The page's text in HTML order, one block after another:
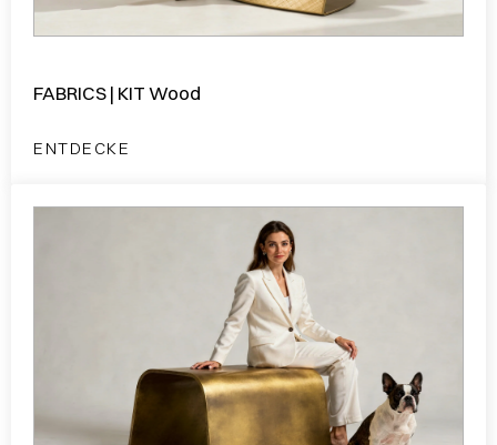
FABRICS | KIT Wood
ENTDECKE